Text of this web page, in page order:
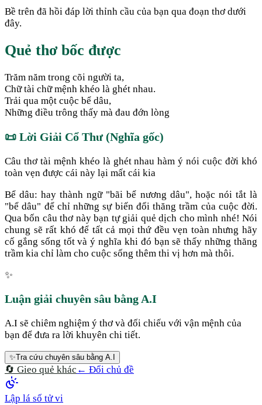
Bề trên đã hồi đáp lời thỉnh cầu của bạn qua đoạn thơ dưới
đây.
Quẻ thơ bốc được
Trăm năm trong cõi người ta,
Chữ tài chữ mệnh khéo là ghét nhau.
Trải qua một cuộc bể dâu,
Những điều trông thấy mà đau đớn lòng
📜 Lời Giải Cổ Thư (Nghĩa gốc)
Câu thơ tài mệnh khéo là ghét nhau hàm ý nói cuộc đời khó
toàn vẹn được cái này lại mất cái kia
Bể dâu: hay thành ngữ "bãi bể nương dâu", hoặc nói tắt là
"bể dâu" để chỉ những sự biến đổi thăng trầm của cuộc đời.
Qua bốn câu thơ này bạn tự giải quẻ dịch cho mình nhé! Nói
chung sẽ rất khó để tất cả mọi thứ đều vẹn toàn nhưng hãy
cố gắng sống tốt và ý nghĩa khi đó bạn sẽ thấy những thăng
trầm kia chỉ làm cho cuộc sống thêm thi vị hơn mà thôi.
✨
Luận giải chuyên sâu bằng A.I
A.I sẽ chiêm nghiệm ý thơ và đối chiếu với vận mệnh của
bạn để đưa ra lời khuyên chi tiết.
✨Tra cứu chuyên sâu bằng A.I
🔄 Gieo quẻ khác ← Đổi chủ đề
Lập lá số tử vi